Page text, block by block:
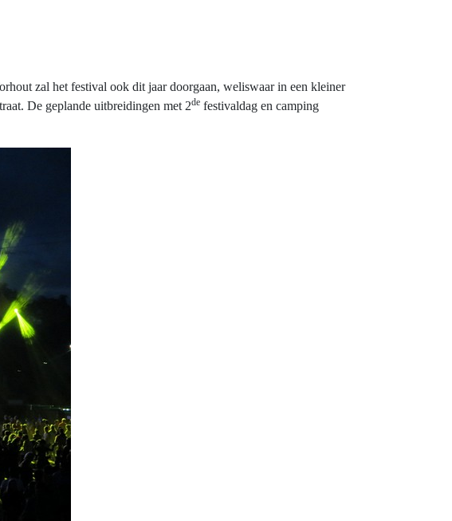
zal het festival ook dit jaar doorgaan, weliswaar in een kleiner
De geplande uitbreidingen met 2de festivaldag en camping